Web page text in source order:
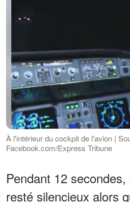
À l'intérieur du cockpit de l'avion |
Facebook.com/Express Tribune
Pendant 12
resté silencieux alors